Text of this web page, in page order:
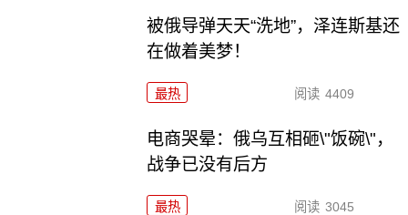
被俄导弹天天“洗地”，泽连斯基还
在做着美梦！
最热 阅读 4409
电商哭晕：俄乌互相砸\"饭碗\"，
战争已没有后方
最热 阅读 3045